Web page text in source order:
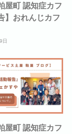
屋町 認知症カフ
】おれんじカフ
日
屋町 認知症カフ